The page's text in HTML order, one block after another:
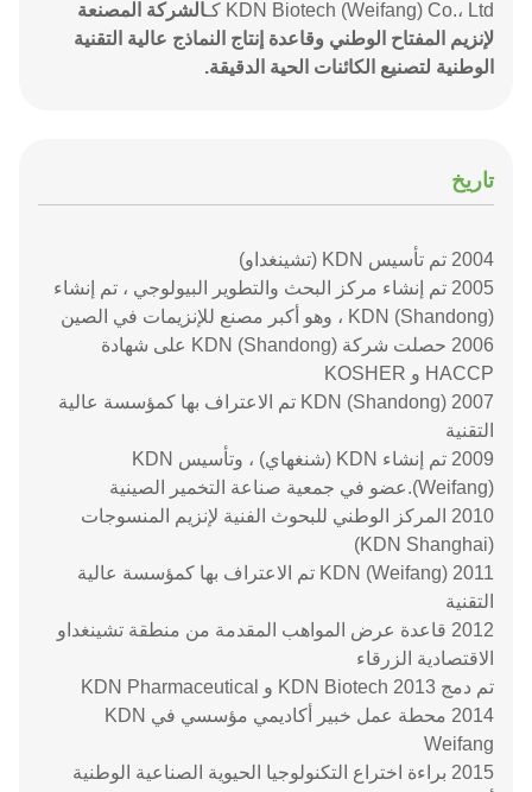
KDN Biotech (Weifang) Co.، Ltd كـ
الشركة المصنعة
لإنزيم المفتاح الوطني وقاعدة إنتاج النماذج عالية التقنية
الوطنية لتصنيع الكائنات الحية الدقيقة.
تاريخ
2004 تم تأسيس KDN (تشينغداو)
2005 تم إنشاء مركز البحث والتطوير البيولوجي ، تم إنشاء
KDN (Shandong) ، وهو أكبر مصنع للإنزيمات في الصين
2006 حصلت شركة KDN (Shandong) على شهادة
HACCP و KOSHER
2007 KDN (Shandong) تم الاعتراف بها كمؤسسة عالية
التقنية
2009 تم إنشاء KDN (شنغهاي) ، وتأسيس KDN
(Weifang).عضو في جمعية صناعة التخمير الصينية
2010 المركز الوطني للبحوث الفنية لإنزيم المنسوجات
(KDN Shanghai)
2011 KDN (Weifang) تم الاعتراف بها كمؤسسة عالية
التقنية
2012 قاعدة عرض المواهب المقدمة من منطقة تشينغداو
الاقتصادية الزرقاء
تم دمج 2013 KDN Biotech و KDN Pharmaceutical
2014 محطة عمل خبير أكاديمي مؤسسي في KDN
Weifang
2015 براءة اختراع التكنولوجيا الحيوية الصناعية الوطنية